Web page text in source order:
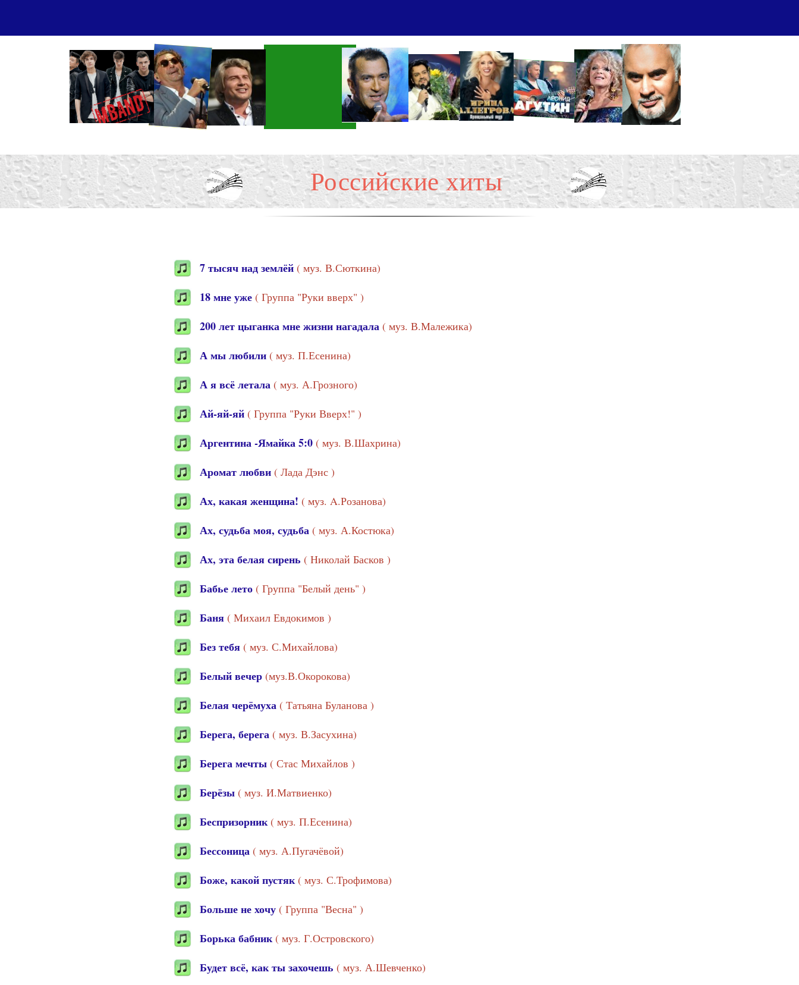
Российские хиты
7 тысяч над землёй ( муз. В.Сюткина)
18 мне уже ( Группа "Руки вверх" )
200 лет цыганка мне жизни нагадала ( муз. В.Малежика)
А мы любили ( муз. П.Есенина)
А я всё летала ( муз. А.Грозного)
Ай-яй-яй ( Группа "Руки Вверх!" )
Аргентина -Ямайка 5:0 ( муз. В.Шахрина)
Аромат любви ( Лада Дэнс )
Ах, какая женщина! ( муз. A.Розанова)
Ах, судьба моя, судьба ( муз. А.Костюка)
Ах, эта белая сирень ( Николай Басков )
Бабье лето ( Группа "Белый день" )
Баня ( Михаил Евдокимов )
Без тебя ( муз. С.Михайлова)
Белый вечер (муз.В.Окорокова)
Белая черёмуха ( Татьяна Буланова )
Берега, берега ( муз. В.Засухина)
Берега мечты ( Стас Михайлов )
Берёзы ( муз. И.Матвиенко)
Беспризорник ( муз. П.Есенина)
Бессоница ( муз. А.Пугачёвой)
Боже, какой пустяк ( муз. С.Трофимова)
Больше не хочу ( Группа "Весна" )
Борька бабник ( муз. Г.Островского)
Будет всё, как ты захочешь ( муз. А.Шевченко)